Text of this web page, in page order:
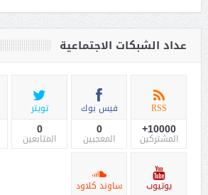
عداد الشبكات الاجتماعية
RSS
10000+
المشتركين
فيس بوك
0
المعجبين
تويتر
0
المتابعين
يوتيوب ساوند كلاود